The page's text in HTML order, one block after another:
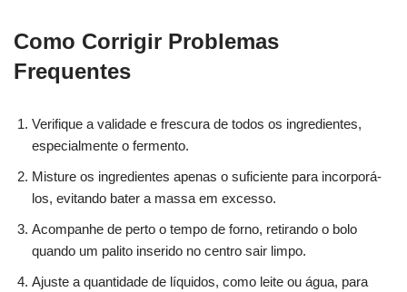
Como Corrigir Problemas
Frequentes
Verifique a validade e frescura de todos os ingredientes,
especialmente o fermento.
Misture os ingredientes apenas o suficiente para incorporá-
los, evitando bater a massa em excesso.
Acompanhe de perto o tempo de forno, retirando o bolo
quando um palito inserido no centro sair limpo.
Ajuste a quantidade de líquidos, como leite ou água, para